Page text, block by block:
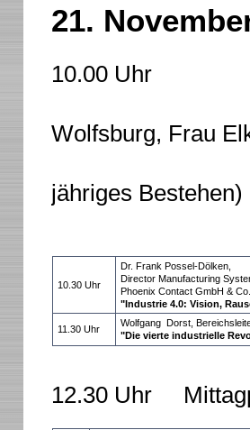
21.
10.00 Uhr
Grußwort
Wolfsburg, Frau
(Die Stadt
jähriges Bestehen)
10.30 Uhr
Dr. Frank Possel-Dölken,
Director Manufacturing
Phoenix Contact GmbH &
"Industrie
11.30 Uhr
Wolfgang Dorst,
"Die vierte industrielle
12.30 Uhr